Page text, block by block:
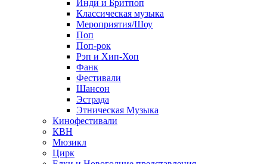
Инди и Бритпоп
Классическая музыка
Мероприятия/Шоу
Поп
Поп-рок
Рэп и Хип-Хоп
Фанк
Фестивали
Шансон
Эстрада
Этническая Музыка
Кинофестивали
КВН
Мюзикл
Цирк